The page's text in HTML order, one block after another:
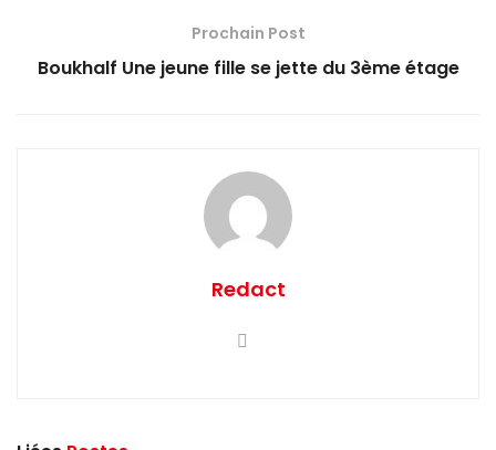
Prochain Post
Boukhalf Une jeune fille se jette du 3ème étage
Redact